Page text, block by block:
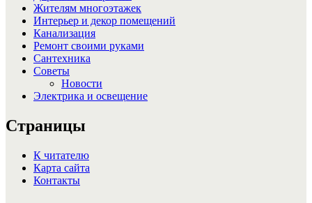
Жителям многоэтажек
Интерьер и декор помещений
Канализация
Ремонт своими руками
Сантехника
Советы
Новости
Электрика и освещение
Страницы
К читателю
Карта сайта
Контакты